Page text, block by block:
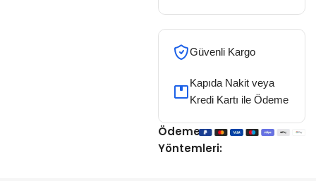
Güvenli Kargo
Kapıda Nakit veya
Kredi Kartı ile Ödeme
Ödeme
Yöntemleri: